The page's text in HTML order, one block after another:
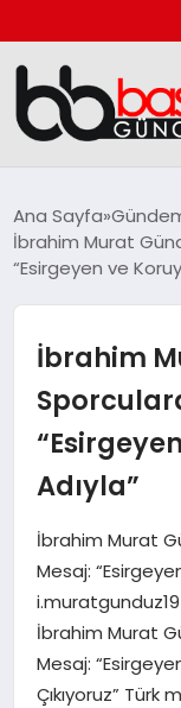
GÜNCEL
SAĞLIK
TEKNOLOJI
YAŞAM
GÜNDEM
Ana Sayfa
İbrahim Murat
“Esirgeyen ve
İbrahim
Adıyla”
İbrahim Murat
Mesaj:
İbrahim Murat
Mesaj:
Çıkıyoruz” Türk